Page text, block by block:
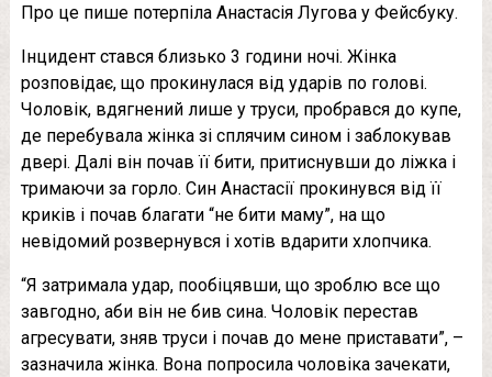
Про це пише потерпіла Анастасія Лугова у Фейсбуку.
Інцидент стався близько 3 години ночі. Жінка
розповідає, що прокинулася від ударів по голові.
Чоловік, вдягнений лише у труси, пробрався до купе,
де перебувала жінка зі сплячим сином і заблокував
двері. Далі він почав її бити, притиснувши до ліжка і
тримаючи за горло. Син Анастасії прокинувся від її
криків і почав благати “не бити маму”, на що
невідомий розвернувся і хотів вдарити хлопчика.
“Я затримала удар, пообіцявши, що зроблю все що
завгодно, аби він не бив сина. Чоловік перестав
агресувати, зняв труси і почав до мене приставати”, –
зазначила жінка. Вона попросила чоловіка зачекати,